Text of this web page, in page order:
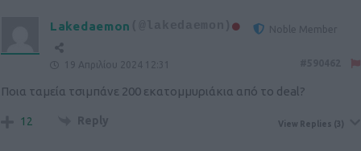
Lakedaemon (@lakedaemon) Noble Member
19 Απριλίου 2024 12:31
Ποια ταμεία τσιμπάνε 200 εκατομμυριάκια από το deal?
12 Reply View Replies (3)